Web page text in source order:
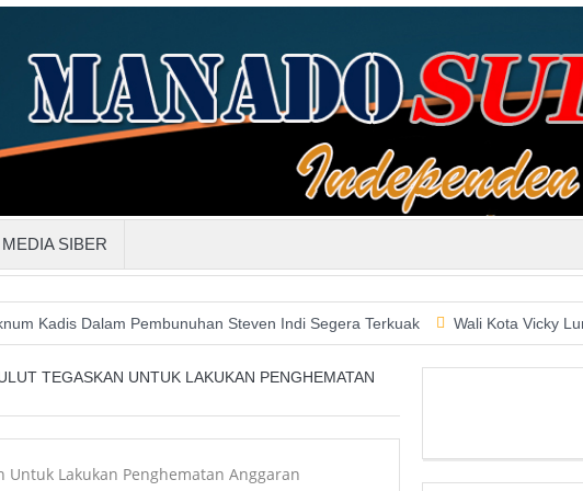
SIBER
Dalam Pembunuhan Steven Indi Segera Terkuak Wali Kota Vicky Lumentut
TEGASKAN UNTUK LAKUKAN PENGHEMATAN